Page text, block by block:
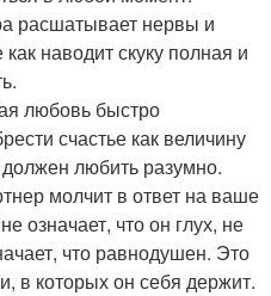
расшатывает нервы и
наводит скуку полная и
любовь быстро
счастье как величину
любить разумно.
молчит в ответ на ваше
означает, что он глух, не
что равнодушен. Это
в которых он себя держит.